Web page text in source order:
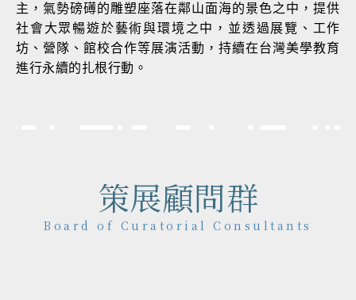
主，氣勢磅礡的雕塑座落在鄰山面海的景色之中，提供
社會大眾暢遊於藝術與環境之中，並透過展覽、工作
坊、營隊、館校合作等展演活動，持續在台灣美學教育
進行永續的扎根行動。
策展顧問群
Board of Curatorial Consultants